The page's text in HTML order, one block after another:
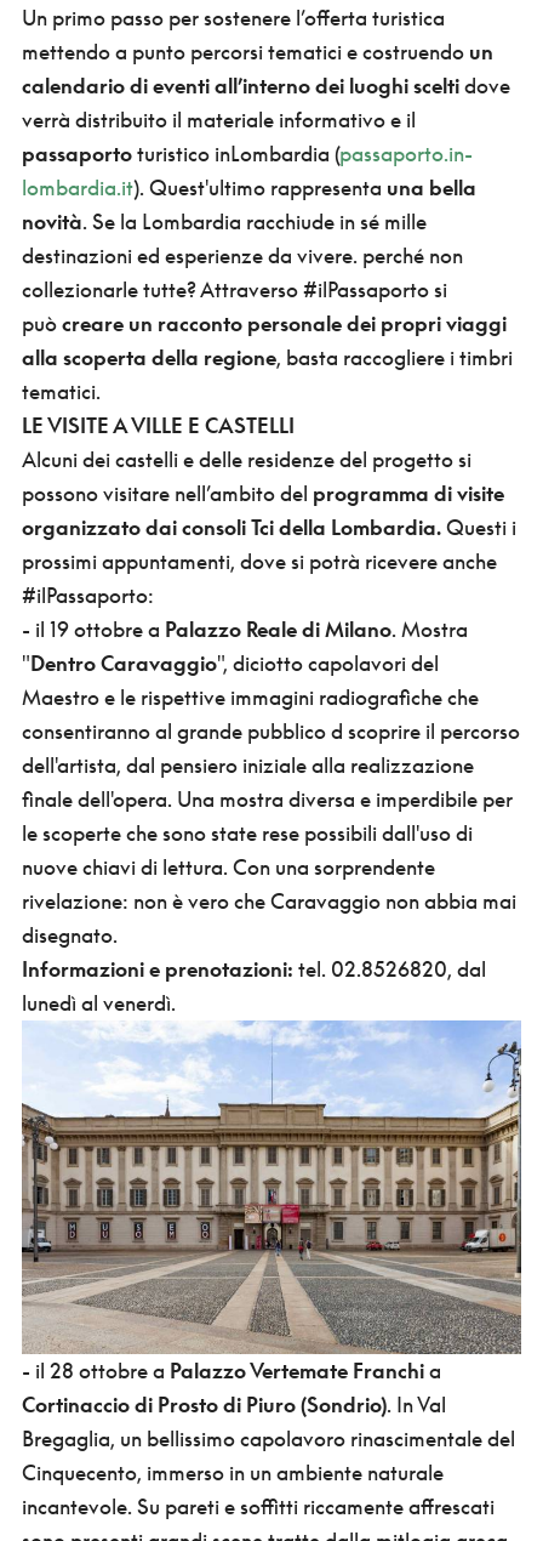
Un primo passo per sostenere l’offerta turistica
mettendo a punto percorsi tematici e costruendo un
calendario di eventi all’interno dei luoghi sceltidove
verrà distribuito il materiale informativo e il
passaportoturistico inLombardia (passaporto.in-
lombardia.it). Quest'ultimo rappresenta una bella
novità. Se la Lombardia racchiude in sé mille
destinazioni ed esperienze da vivere. perché non
collezionarle tutte? Attraverso #ilPassaporto si
puòcreare un racconto personale dei propri viaggi
alla scoperta della regione, basta raccogliere i timbri
tematici.
LE VISITE A VILLE E CASTELLI
Alcuni dei castelli e delle residenze del progetto si
possono visitare nell’ambito del programma di visite
organizzato dai consoli Tci della Lombardia.Questi i
prossimi appuntamenti, dove si potrà ricevere anche
#ilPassaporto:
- il 19 ottobre a Palazzo Reale di Milano. Mostra
"Dentro Caravaggio", diciotto capolavori del
Maestro e le rispettive immagini radiografiche che
consentiranno al grande pubblico d scoprire il percorso
dell'artista, dal pensiero iniziale alla realizzazione
finale dell'opera. Una mostra diversa e imperdibile per
le scoperte che sono state rese possibili dall'uso di
nuove chiavi di lettura. Con una sorprendente
rivelazione: non è vero che Caravaggio non abbia mai
disegnato.
Informazioni e prenotazioni: tel. 02.8526820, dal
lunedì al venerdì.
- il 28 ottobre a Palazzo Vertemate Franchia
Cortinaccio di Prosto di Piuro (Sondrio). In Val
Bregaglia, un bellissimo capolavoro rinascimentale del
Cinquecento, immerso in un ambiente naturale
incantevole. Su pareti e soffitti riccamente affrescati